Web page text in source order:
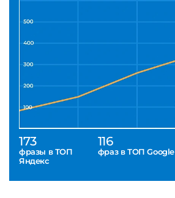
173
фразы в ТОП
Яндекс
116
фраз в ТОП Google